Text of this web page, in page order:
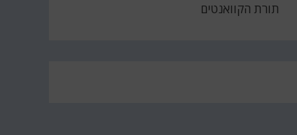
תורת הקוואנטים